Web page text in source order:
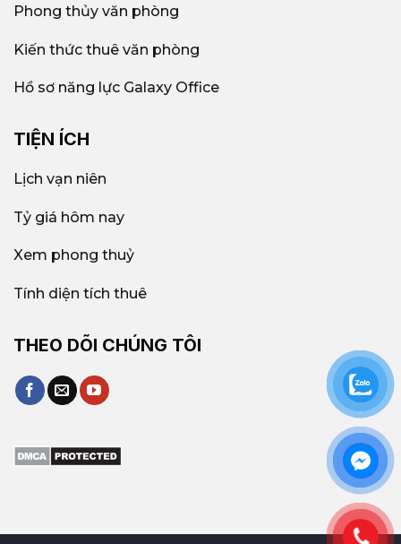
Phong thủy văn phòng
Kiến thức thuê văn phòng
Hồ sơ năng lực Galaxy Office
TIỆN ÍCH
Lịch vạn niên
Tỷ giá hôm nay
Xem phong thuỷ
Tính diện tích thuê
THEO DÕI CHÚNG TÔI